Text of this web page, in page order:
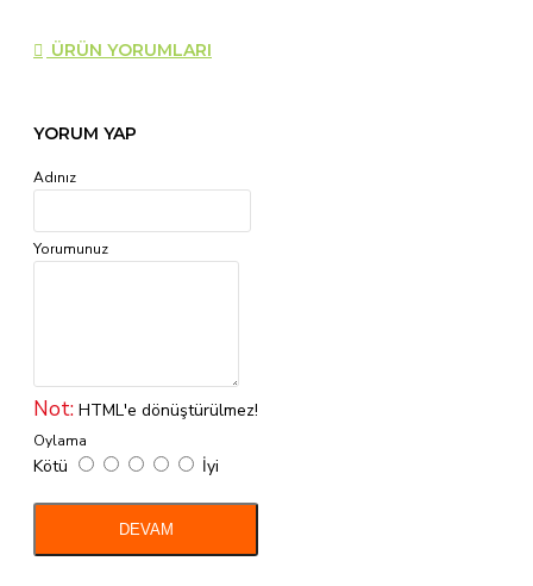
ÜRÜN YORUMLARI
YORUM YAP
Adınız
Yorumunuz
Not: HTML'e dönüştürülmez!
Oylama
Kötü İyi
DEVAM